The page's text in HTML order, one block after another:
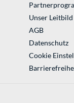
Unser Leitbild
AGB
Datenschutz
Cookie